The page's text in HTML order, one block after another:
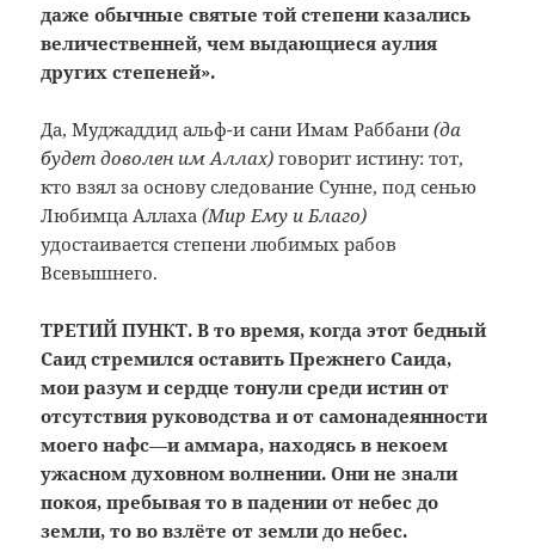
даже обычные святые той степени казались
величественней, чем выдающиеся аулия
других степеней».
Да, Муджаддид альф-и сани Имам Раббани(да
будет доволен им Аллах) говорит истину: тот,
кто взял за основу следование Сунне, под сенью
Любимца Аллаха(Мир Ему и Благо)
удостаивается степени любимых рабов
Всевышнего.
ТРЕТИЙ ПУНКТ. В то время, когда этот бедный
Саид стремился оставить Прежнего Саида,
мои разум и сердце тонули среди истин от
отсутствия руководства и от самонадеянности
моего нафс—и аммара, находясь в некоем
ужасном духовном волнении. Они не знали
покоя, пребывая то в падении от небес до
земли, то во взлёте от земли до небес.